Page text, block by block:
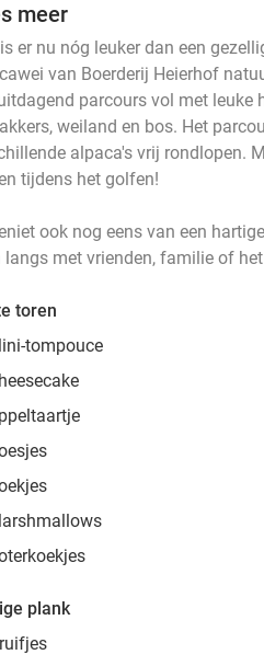
meer
er nu nóg leuker dan een
van Boerderij Heierhof
parcours vol met leuke
weiland en bos. Het
alpaca's vrij rondlopen.
tijdens het golfen!
ook nog eens van een
langs met vrienden, familie of
toren
tompouce
plank